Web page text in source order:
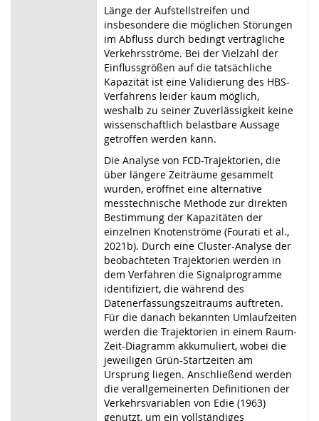
Länge der Aufstellstreifen und
insbesondere die möglichen Störungen
im Abfluss durch bedingt verträgliche
Verkehrsströme. Bei der Vielzahl der
Einflussgrößen auf die tatsächliche
Kapazität ist eine Validierung des HBS-
Verfahrens leider kaum möglich,
weshalb zu seiner Zuverlässigkeit keine
wissenschaftlich belastbare Aussage
getroffen werden kann.
Die Analyse von FCD-Trajektorien, die
über längere Zeiträume gesammelt
wurden, eröffnet eine alternative
messtechnische Methode zur direkten
Bestimmung der Kapazitäten der
einzelnen Knotenströme (Fourati et al.,
2021b). Durch eine Cluster-Analyse der
beobachteten Trajektorien werden in
dem Verfahren die Signalprogramme
identifiziert, die während des
Datenerfassungszeitraums auftreten.
Für die danach bekannten Umlaufzeiten
werden die Trajektorien in einem Raum-
Zeit-Diagramm akkumuliert, wobei die
jeweiligen Grün-Startzeiten am
Ursprung liegen. Anschließend werden
die verallgemeinerten Definitionen der
Verkehrsvariablen von Edie (1963)
genutzt, um ein vollständiges